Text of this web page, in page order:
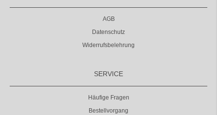
AGB
Datenschutz
Widerrufsbelehrung
SERVICE
Häufige Fragen
Bestellvorgang